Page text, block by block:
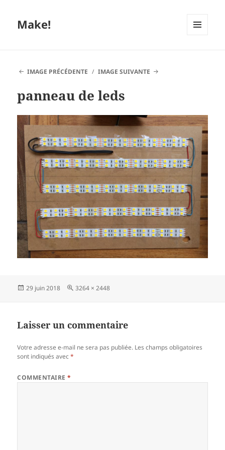
Make!
IMAGE PRÉCÉDENTE
IMAGE SUIVANTE
panneau de leds
Publié
29 juin 2018
Taille
3264 × 2448
Laisser un commentaire
Votre adresse e-mail ne sera pas publiée. Les champs obligatoires
sont indiqués avec*
COMMENTAIRE*